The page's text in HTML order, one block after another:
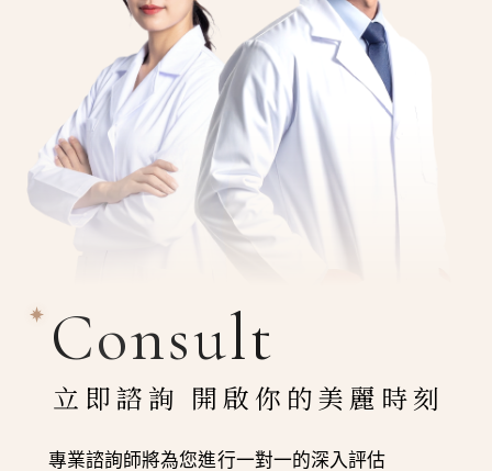
Consult
立即諮詢 開啟你的美麗時刻
專業諮詢師將為您進行一對一的深入評估